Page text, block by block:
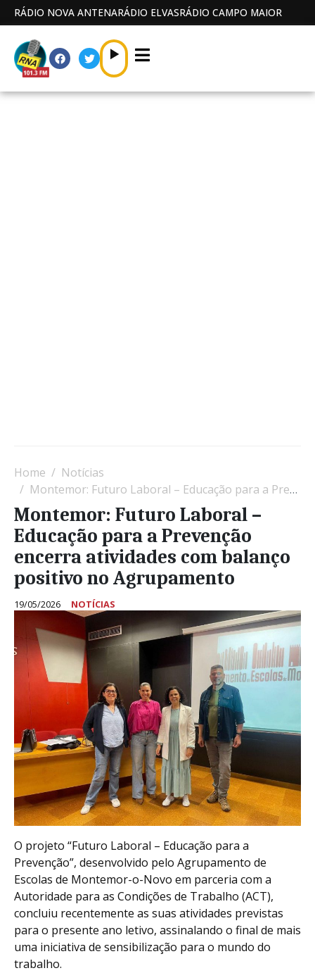
RÁDIO NOVA ANTENARÁDIO ELVASRÁDIO CAMPO MAIOR
Home
Notícias
Montemor: Futuro Laboral – Educação para a Prevenção encerra atividades com balanço positivo no Agrupamento
Montemor: Futuro Laboral –
Educação para a Prevenção
encerra atividades com balanço
positivo no Agrupamento
19/05/2026 NOTÍCIAS
O projeto “Futuro Laboral – Educação para a
Prevenção”, desenvolvido pelo Agrupamento de
Escolas de Montemor-o-Novo em parceria com a
Autoridade para as Condições de Trabalho (ACT),
concluiu recentemente as suas atividades previstas
para o presente ano letivo, assinalando o final de mais
uma iniciativa de sensibilização para o mundo do
trabalho.